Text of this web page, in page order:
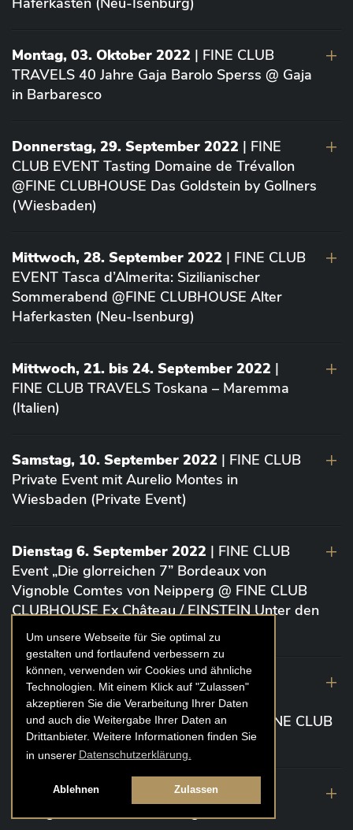
Um unsere Webseite für Sie optimal zu
gestalten und fortlaufend verbessern zu
können, verwenden wir Cookies und ähnliche
Technologien. Mit einem Klick auf "Zulassen"
akzeptieren Sie die Verarbeitung Ihrer Daten
und auch die Weitergabe Ihrer Daten an
Drittanbieter. Weitere Informationen finden Sie
in unserer Datenschutzerklärung.
Ablehnen Zulassen
Montag, 03. Oktober 2022 | FINE CLUB
TRAVELS 40 Jahre Gaja Barolo Sperss @ Gaja
in Barbaresco
Donnerstag, 29. September 2022 | FINE
CLUB EVENT Tasting Domaine de Trévallon
@FINE CLUBHOUSE Das Goldstein by Gollners
(Wiesbaden)
Mittwoch, 28. September 2022 | FINE CLUB
EVENT Tasca d’Almerita: Sizilianischer
Sommerabend @FINE CLUBHOUSE Alter
Haferkasten (Neu-Isenburg)
Mittwoch, 21. bis 24. September 2022 |
FINE CLUB TRAVELS Toskana – Maremma
(Italien)
Samstag, 10. September 2022 | FINE CLUB
Private Event mit Aurelio Montes in
Wiesbaden (Private Event)
Dienstag 6. September 2022 | FINE CLUB
Event „Die glorreichen 7” Bordeaux von
Vignoble Comtes von Neipperg @ FINE CLUB
CLUBHOUSE Ex Château / EINSTEIN Unter den
Linden (Berlin)
19. August 2022| FINE CLUB Academy
Caviar „Die glorreichen 7“ Riesling Große
Gewächse von der Mosel aus 2020 @ FINE CLUB
Clubhouse Prunier Cologne (Köln)
29. Juli 2022
| Weinbergwanderung
Weingüter Geheimrat J. Wegeler